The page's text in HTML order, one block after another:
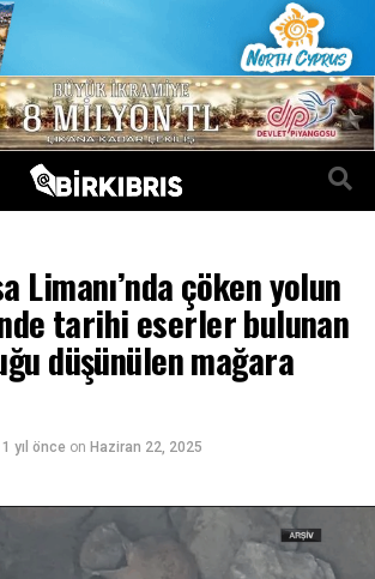
Limanı’nda çöken yolun
tarihi eserler bulunan
düşünülen mağara
1 yıl önce on Haziran 22, 2025